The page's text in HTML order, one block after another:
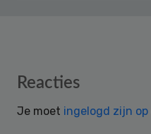
Reader
Reacties
Je moet ingelogd zijn op